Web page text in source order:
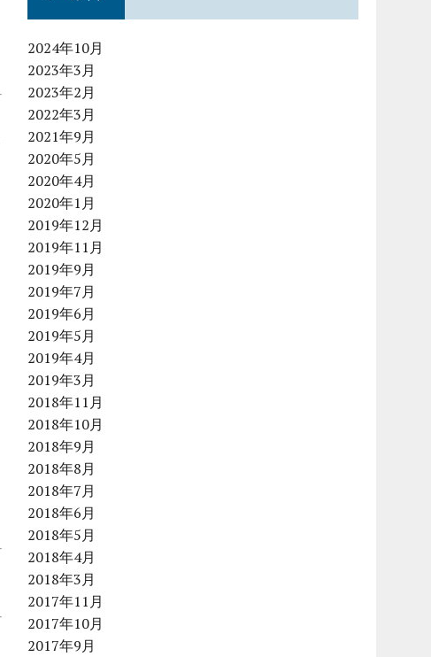
2024年10月
2023年3月
2023年2月
2022年3月
2021年9月
2020年5月
2020年4月
2020年1月
2019年12月
2019年11月
2019年9月
2019年7月
2019年6月
2019年5月
2019年4月
2019年3月
2018年11月
2018年10月
2018年9月
2018年8月
2018年7月
2018年6月
2018年5月
2018年4月
2018年3月
2017年11月
2017年10月
2017年9月